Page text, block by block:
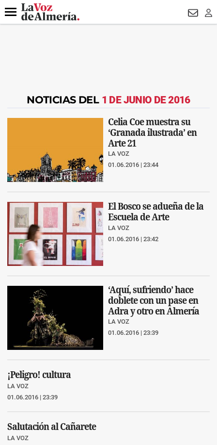
DESTACADO
Menú
NOTICIAS DEL 1 DE JUNIO DE 2016
Celia Coe muestra su
‘Granada ilustrada’ en
Arte 21
LA VOZ
01.06.2016 | 23:44
El Bosco se adueña de la
Escuela de Arte
LA VOZ
01.06.2016 | 23:42
‘Aquí, sufriendo’ hace
doblete con un pase en
Adra y otro en Almería
LA VOZ
01.06.2016 | 23:39
¡Peligro! cultura
LA VOZ
01.06.2016 | 23:39
Salutación al Cañarete
LA VOZ